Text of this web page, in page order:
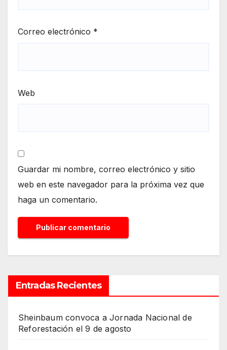
Correo electrónico *
Web
Guardar mi nombre, correo electrónico y sitio
web en este navegador para la próxima vez que
haga un comentario.
Entradas Recientes
Sheinbaum convoca a Jornada Nacional de
Reforestación el 9 de agosto